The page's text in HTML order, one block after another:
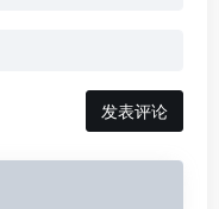
发表评论